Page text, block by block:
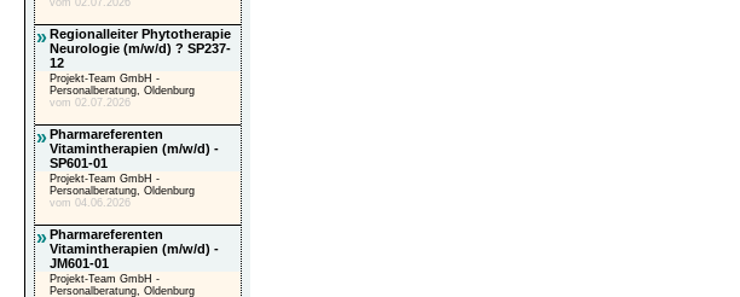
»Regionalleiter Phytotherapie
Neurologie (m/w/d) ? SP237-
12
Projekt-Team GmbH -
Personalberatung, Oldenburg
vom 02.07.2026
»Pharmareferenten
Vitamintherapien (m/w/d) -
SP601-01
Projekt-Team GmbH -
Personalberatung, Oldenburg
vom 04.06.2026
»Pharmareferenten
Vitamintherapien (m/w/d) -
JM601-01
Projekt-Team GmbH -
Personalberatung, Oldenburg